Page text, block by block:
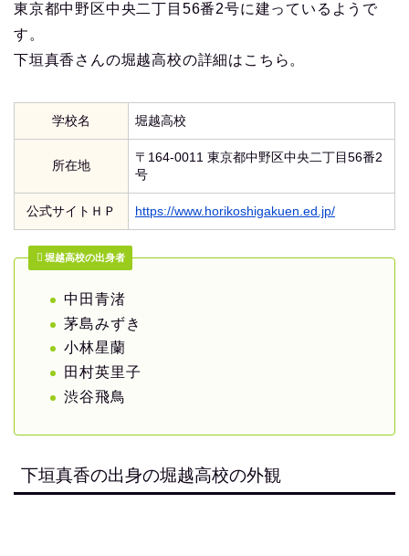
東京都中野区中央二丁目56番2号に建っているようで
す。
下垣真香さんの堀越高校の詳細はこちら。
学校名 堀越高校
所在地
〒164-0011 東京都中野区中央二丁目56番2
号
公式サイトＨＰ https://www.horikoshigakuen.ed.jp/
堀越高校の出身者
中田青渚
茅島みずき
小林星蘭
田村英里子
渋谷飛鳥
下垣真香の出身の堀越高校の外観